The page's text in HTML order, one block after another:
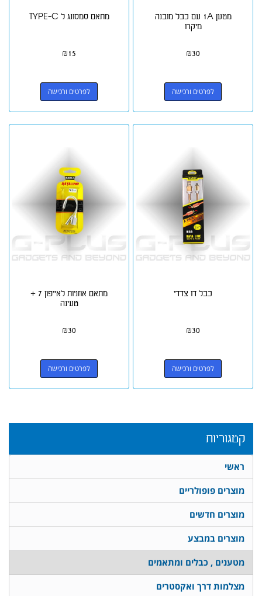
מטען 1A עם כבל מובנה
מיקרו
₪30
לפרטים ורכישה
מתאם סמסונג ל TYPE-C
₪15
לפרטים ורכישה
כבל דו צדדי
₪30
לפרטים ורכישה
מתאם אוזניות לאייפון 7 +
טעינה
₪30
לפרטים ורכישה
קטגוריות
ראשי
מוצרים פופולריים
מוצרים חדשים
מוצרים במבצע
מטענים , כבלים ומתאמים
מצלמות דרך ואקסטרים